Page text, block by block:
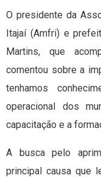
O presidente da
Itajaí (Amfri) e
Martins, que
comentou sobre a
tenhamos
operacional dos
capacitação e a
A busca pelo
principal causa que